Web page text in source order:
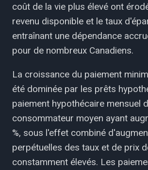
coût de la vie plus élevé ont
revenu disponible et le taux
entraînant une dépendance
pour de nombreux Canadiens.
La croissance du paiement
été dominée par les prêts
paiement hypothécaire mensuel
consommateur moyen ayant
%, sous l'effet combiné
perpétuelles des taux et de prix
constamment élevés. Les